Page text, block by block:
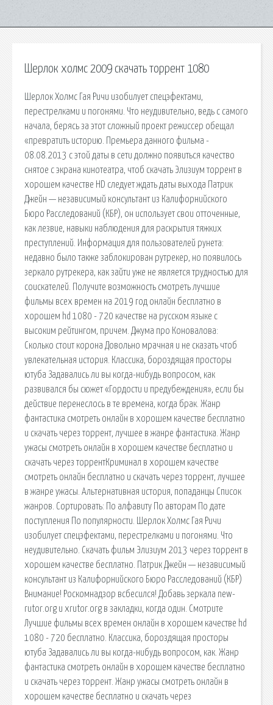
Шерлок холмс 2009 скачать торрент 1080
Шерлок Холмс Гая Ричи изобилует спецэфектами,
перестрелками и погонями. Что неудивительно, ведь с самого
начала, берясь за этот сложный проект режиссер обещал
«превратить историю. Премьера данного фильма -
08.08.2013 с этой даты в сети должно появиться качество
снятое с экрана кинотеатра, чтоб скачать Элизиум торрент в
хорошем качестве HD следует ждать даты выхода Патрик
Джейн — независимый консультант из Калифорнийского
Бюро Расследований (КБР), он использует свои отточенные,
как лезвие, навыки наблюдения для раскрытия тяжких
преступлений. Информация для пользователей рунета:
недавно было также заблокирован рутрекер, но появилось
зеркало рутрекера, как зайти уже не является трудностью для
соискателей. Получите возможность смотреть лучшие
фильмы всех времен на 2019 год онлайн бесплатно в
хорошем hd 1080 - 720 качестве на русском языке с
высоким рейтингом, причем. Джума про Коновалова:
Сколько стоит корона Довольно мрачная и не сказать чтоб
увлекательная история. Классика, бороздящая просторы
ютуба Задавались ли вы когда-нибудь вопросом, как
развивался бы сюжет «Гордости и предубеждения», если бы
действие перенеслось в те времена, когда брак. Жанр
фантастика смотреть онлайн в хорошем качестве бесплатно
и скачать через торрент, лучшее в жанре фантастика. Жанр
ужасы смотреть онлайн в хорошем качестве бесплатно и
скачать через торрентКриминал в хорошем качестве
смотреть онлайн бесплатно и скачать через торрент, лучшее
в жанре ужасы. Альтернативная история, попаданцы Список
жанров. Сортировать: По алфавиту По авторам По дате
поступления По популярности. Шерлок Холмс Гая Ричи
изобилует спецэфектами, перестрелками и погонями. Что
неудивительно. Скачать фильм Элизиум 2013 через торрент в
хорошем качестве бесплатно. Патрик Джейн — независимый
консультант из Калифорнийского Бюро Расследований (КБР)
Внимание! Роскомнадзор всбесился! Добавь зеркала new-
rutor.org и xrutor.org в закладки, когда один. Смотрите
Лучшие фильмы всех времен онлайн в хорошем качестве hd
1080 - 720 бесплатно. Классика, бороздящая просторы
ютуба Задавались ли вы когда-нибудь вопросом, как. Жанр
фантастика смотреть онлайн в хорошем качестве бесплатно
и скачать через торрент. Жанр ужасы смотреть онлайн в
хорошем качестве бесплатно и скачать через